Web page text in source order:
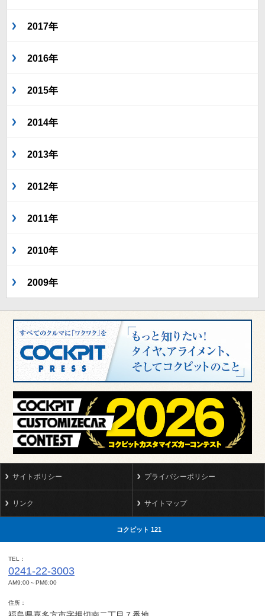
2017年
2016年
2015年
2014年
2013年
2012年
2011年
2010年
2009年
サイトポリシー プライバシーポリシー
リンク サイトマップ
コクピット 121
TEL
0241-22-3003
AM9:00～PM6:00
住所